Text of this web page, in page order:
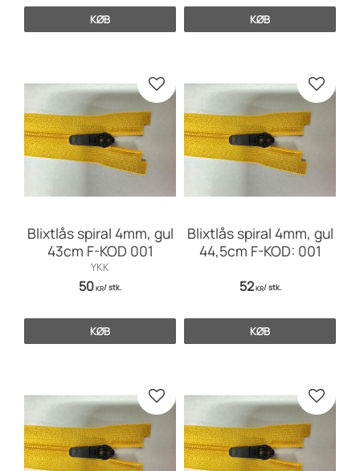
KØB KØB
Blixtlås spiral 4mm, gul
43cm F-KOD 001
YKK
50KR/stk.
Gem som favorit
KØB
Blixtlås spiral 4mm, gul
44,5cm F-KOD: 001
52KR/stk.
Gem
KØB
Gem som favorit Gem